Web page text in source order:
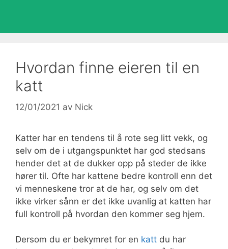
Hvordan finne eieren til en
katt
12/01/2021 av Nick
Katter har en tendens til å rote seg litt vekk, og
selv om de i utgangspunktet har god stedsans
hender det at de dukker opp på steder de ikke
hører til. Ofte har kattene bedre kontroll enn det
vi menneskene tror at de har, og selv om det
ikke virker sånn er det ikke uvanlig at katten har
full kontroll på hvordan den kommer seg hjem.
Dersom du er bekymret for en katt du har